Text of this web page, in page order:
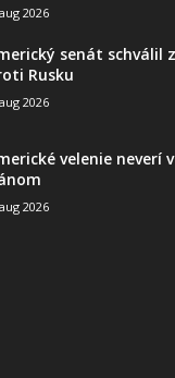
2026
senát schválil
Rusku
2026
velenie neverí
2026